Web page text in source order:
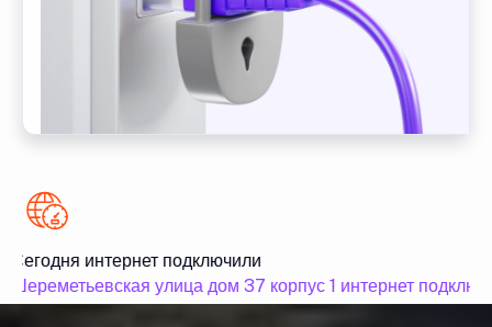
Сегодня интернет подключили
Шереметьевская улица дом 37 корпус 1 интернет